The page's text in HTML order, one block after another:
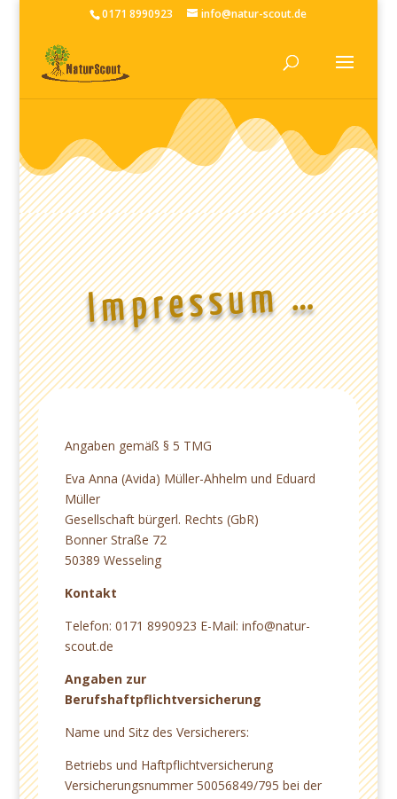
0171 8990923 info@natur-scout.de
Impressum …
Angaben gemäß § 5 TMG
Eva Anna (Avida) Müller-Ahhelm und Eduard
Müller
Gesellschaft bürgerl. Rechts (GbR)
Bonner Straße 72
50389 Wesseling
Kontakt
Telefon: 0171 8990923 E-Mail: info@natur-
scout.de
Angaben zur
Berufshaftpflichtversicherung
Name und Sitz des Versicherers:
Betriebs und Haftpflichtversicherung
Versicherungsnummer 50056849/795 bei der